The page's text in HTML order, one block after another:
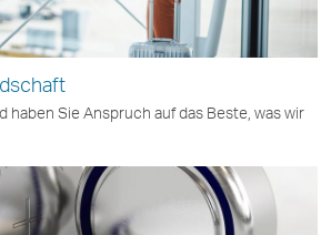
haben Sie Anspruch auf das Beste, was wir